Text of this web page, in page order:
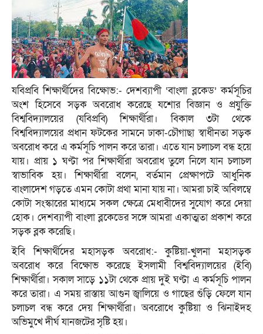
যবিপ্রবি শিক্ষার্থীদের বিক্ষোভ:- দেশব্যাপী ‘বাংলা ব্লকেড’ কর্মসূচির
অংশ হিসেবে সড়ক অবরোধ করেছে যশোর বিজ্ঞান ও প্রযুক্তি
বিশ্ববিদ্যালয়ের (যবিপ্রবি) শিক্ষার্থীরা। বিকাল ৩টা থেকে
বিশ্ববিদ্যালয়ের প্রধান ফটকের সামনে ঢাকা-চৌগাছা স্বাধীনতা সড়ক
অবরোধ করে এ কর্মসূচি পালন করে তারা। এতে যান চলাচল বন্ধ হয়ে
যায়। প্রায় ১ ঘণ্টা পর শিক্ষার্থীরা অবরোধ তুলে নিলে যান চলাচল
স্বাভাবিক হয়। শিক্ষার্থীরা বলেন, বর্তমান প্রেক্ষাপটে আধুনিক
বাংলাদেশ গড়তে এমন কোটা প্রথা মানা যায় না। আমরা চাই অবিলম্বে
কোটা সংস্কারের মাধ্যমে সকল ক্ষেত্রে মেধাবীদের সুযোগ করে দেয়া
হোক। দেশব্যাপী বাংলা ব্লকেডের সঙ্গে আমরা একাত্মতা প্রকাশ করে
সড়ক ব্লক করেছি।
ইবি শিক্ষার্থীদের মহাসড়ক অবরোধ:- কুষ্টিয়া-খুলনা মহাসড়ক
অবরোধ করে বিক্ষোভ করেছে ইসলামী বিশ্ববিদ্যালয়ের (ইবি)
শিক্ষার্থীরা। সকাল সাড়ে ১১টা থেকে প্রায় দুই ঘণ্টা এ কর্মসূচি পালন
করে তারা। এ সময় রাস্তায় আগুন জ্বালিয়ে ও গাছের গুঁড়ি ফেলে যান
চলাচল বন্ধ করে দেয় শিক্ষার্থীরা। অবরোধে কুষ্টিয়া ও ঝিনাইদহ
অভিমুখে দীর্ঘ যানজটের সৃষ্টি হয়।